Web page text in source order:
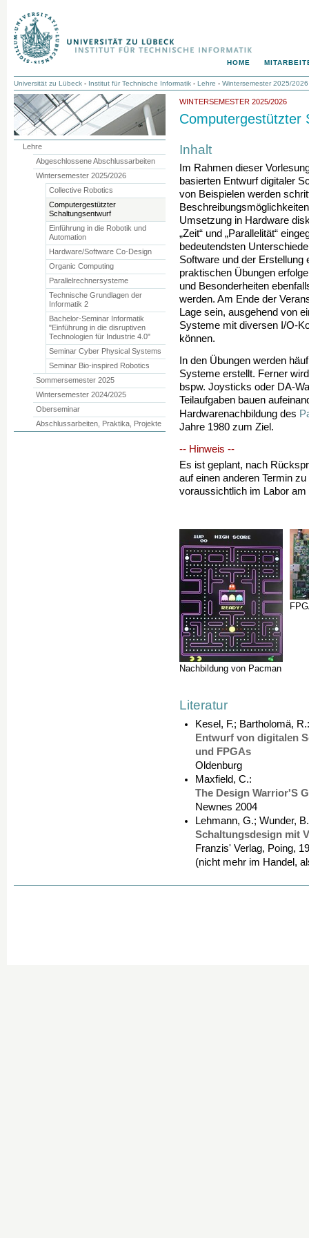
HOME
Universität zu Lübeck - Institut für Technische Informatik - Lehre - Wintersemester 2025/2026
WINTERSEMESTER 2025/2026
Computergestützter
Inhalt
Im Rahmen dieser
basierten Entwurf digitaler
von Beispielen werden
Umsetzung in Hardware
„Zeit“ und „Parallelität“
bedeutendsten
Software und der Erstellung
praktischen Übungen
und Besonderheiten
werden. Am Ende der
Lage sein, ausgehend von
Systeme mit diversen I/O-
können.
In den Übungen werden
Systeme erstellt. Ferner
bspw. Joysticks oder DA-
Teilaufgaben bauen
Hardwarenachbildung des
Jahre 1980 zum Ziel.
-- Hinweis --
Es ist geplant, nach
auf einen anderen Termin
voraussichtlich im Labor am
Nachbildung von Pacman
Literatur
Kesel, F.; Bartholomä,
Entwurf von digitalen
und FPGAs
Oldenburg
Maxfield, C.:
The Design Warrior'S
Newnes 2004
Lehmann, G.; Wunder,
Schaltungsdesign mit
Franzis' Verlag, Poing,
(nicht mehr im Handel,
Lehre
Abgeschlossene Abschlussarbeiten
Wintersemester 2025/2026
Collective Robotics
Computergestützter
Schaltungsentwurf
Einführung in die Robotik und
Automation
Hardware/Software Co-Design
Organic Computing
Parallelrechnersysteme
Technische Grundlagen der
Informatik 2
Bachelor-Seminar Informatik
"Einführung in die disruptiven
Technologien für Industrie 4.0"
Seminar Cyber Physical Systems
Seminar Bio-inspired Robotics
Sommersemester 2025
Wintersemester 2024/2025
Oberseminar
Abschlussarbeiten, Praktika, Projekte